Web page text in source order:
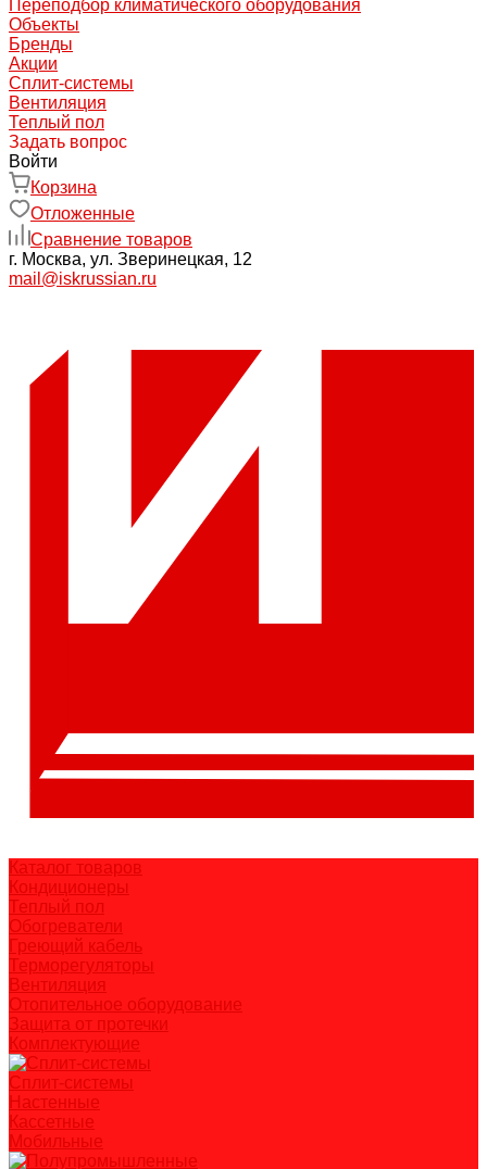
Переподбор климатического оборудования
Объекты
Бренды
Акции
Сплит-системы
Вентиляция
Теплый пол
Задать вопрос
Войти
Корзина
Отложенные
Сравнение товаров
г. Москва, ул. Зверинецкая, 12
mail@iskrussian.ru
Каталог товаров
Кондиционеры
Теплый пол
Обогреватели
Греющий кабель
Терморегуляторы
Вентиляция
Отопительное оборудование
Защита от протечки
Комплектующие
Сплит-системы
Настенные
Кассетные
Мобильные